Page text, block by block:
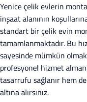
Yenice çelik evlerin
inşaat alanının
standart bir çelik evin
tamamlanmaktadır. Bu
sayesinde mümkün
profesyonel hizmet
tasarrufu sağlanır hem
altına alırsınız.